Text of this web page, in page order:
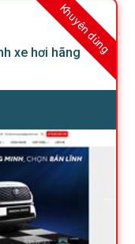
Khuyên dùng
xe hơi hãng